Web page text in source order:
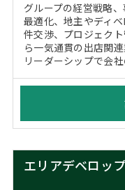
グループの経営戦略
最適化、地主やディ
件交渉、プロジェク
ら一気通貫の出店関
リーダーシップで会
エリアデベロッ